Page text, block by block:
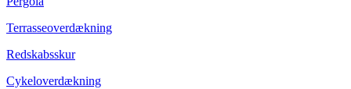
Terrasseoverdækning
Redskabsskur
Cykeloverdækning